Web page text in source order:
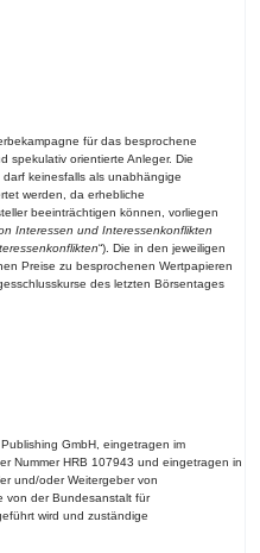
für das besprochene
spekulativ orientierte Anleger. Die
keinesfalls als unabhängige
werden, da erhebliche
beeinträchtigen können, vorliegen
Interessen und Interessenkonflikten
“). Die in den jeweiligen
Preise zu besprochenen Wertpapieren
des letzten Börsentages
GmbH, eingetragen im
Nummer HRB 107943 und eingetragen in
und/oder Weitergeber von
von der Bundesanstalt für
wird und zuständige